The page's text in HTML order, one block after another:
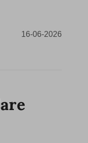
16-06-2026